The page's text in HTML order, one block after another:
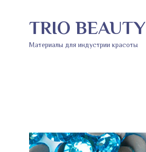
TRIO BEAUTY
Материалы для индустрии красоты